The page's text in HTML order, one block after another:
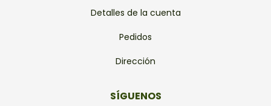
Detalles de la cuenta
Pedidos
Dirección
SÍGUENOS